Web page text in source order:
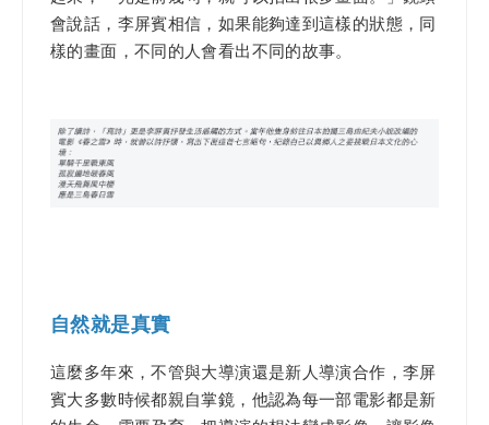
會說話，李屏賓相信，如果能夠達到這樣的狀態，同
樣的畫面，不同的人會看出不同的故事。
自然就是真實
這麼多年來，不管與大導演還是新人導演合作，李屏
賓大多數時候都親自掌鏡，他認為每一部電影都是新